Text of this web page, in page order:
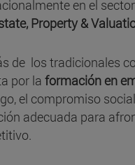
en el
Property &
de los tradicionales
por la formación en
el compromiso
adecuada para